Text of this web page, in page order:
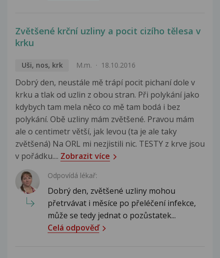
Zvětšené krční uzliny a pocit cizího tělesa v
krku
Uši, nos, krk M.m. 18.10.2016
Dobrý den, neustále mě trápí pocit pichaní dole v
krku a tlak od uzlin z obou stran. Při polykání jako
kdybych tam mela něco co mě tam bodá i bez
polykání. Obě uzliny mám zvětšené. Pravou mám
ale o centimetr větší, jak levou (ta je ale taky
zvětšená) Na ORL mi nezjistili nic. TESTY z krve jsou
v pořádku.... Zobrazit více
Odpovídá lékař:
Dobrý den, zvětšené uzliny mohou
přetrvávat i měsíce po přeléčení infekce,
může se tedy jednat o pozůstatek...
Celá odpověď